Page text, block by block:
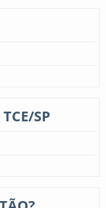
SP